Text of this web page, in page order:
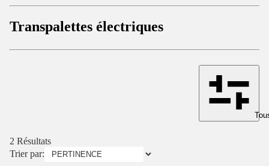
Transpalettes électriques
2 Résultats
Trier par: